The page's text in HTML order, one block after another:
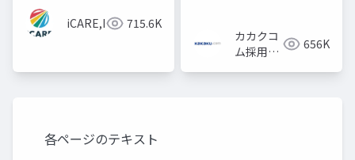
iCARE,Inc 715.6K
カカクコ
ム採用担
656K
各ページのテキスト